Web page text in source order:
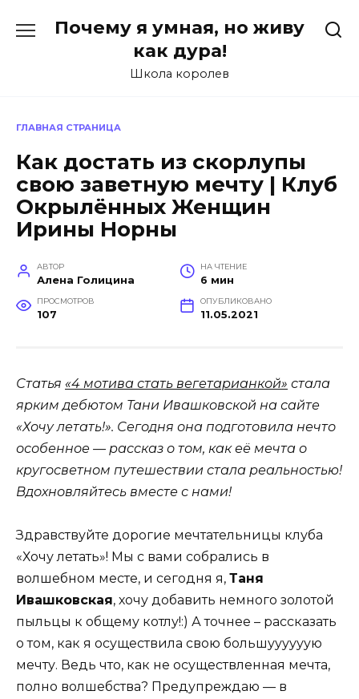
Почему я умная, но живу
как дура!
Школа королев
ГЛАВНАЯ СТРАНИЦА
Как достать из скорлупы
свою заветную мечту | Клуб
Окрылённых Женщин
Ирины Норны
АВТОР
Алена Голицина
НА ЧТЕНИЕ
6 мин
ПРОСМОТРОВ
107
ОПУБЛИКОВАНО
11.05.2021
Статья «4 мотива стать вегетарианкой» стала
ярким дебютом Тани Ивашковской на сайте
«Хочу летать!». Сегодня она подготовила нечто
особенное — рассказ о том, как её мечта о
кругосветном путешествии стала реальностью!
Вдохновляйтесь вместе с нами!
Здравствуйте дорогие мечтательницы клуба
«Хочу летать»! Мы с вами собрались в
волшебном месте, и сегодня я, Таня
Ивашковская, хочу добавить немного золотой
пыльцы к общему котлу!:) А точнее – рассказать
о том, как я осуществила свою большуууууую
мечту. Ведь что, как не осуществленная мечта,
полно волшебства? Предупреждаю — в